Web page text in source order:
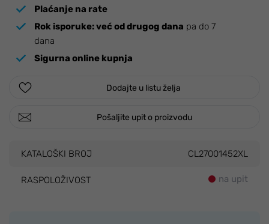
Plaćanje na rate
Rok isporuke:već od drugog dana pa do 7
dana
Sigurna online kupnja
Dodajte u listu želja
Pošaljite upit o proizvodu
KATALOŠKI BROJ CL27001452XL
RASPOLOŽIVOST na upit